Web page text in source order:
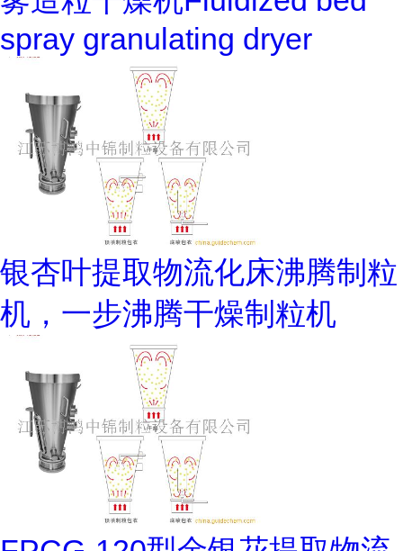
spray granulating dryer
银杏叶提取物流化床沸腾制粒
机，一步沸腾干燥制粒机